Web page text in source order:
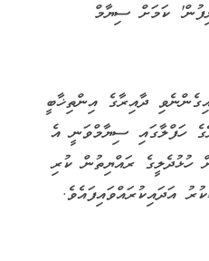
ކަމަށް ސިޔާމް
ދާއިރާގެ އިންތިޚާބީ
ހަފްލާގައި ސިޔާމްވަނީ އެ
ހުޅުދެލީގެ ރައްޔިތުން ކުރި
އަދައިކުރައްވައިފައެވެ.